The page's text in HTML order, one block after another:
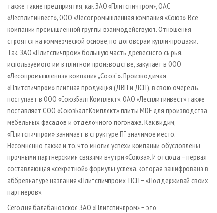
также такие предприятия, как ЗАО «Плитспичпром», ОАО
«Лесплитинвест», ООО «Лесопромышленная компания «Союз». Все
компании промышленной группы взаимодействуют. Отношения
строятся на коммерческой основе, по договорам купли-продажи.
Так, ЗАО «Плитспичпром» большую часть древесного сырья,
используемого им в плитном производстве, закупает в ООО
«Лесопромышленная компания „Союз“». Производимая
«Плитспичпром» плитная продукция (ДВП и ДСП), в свою очередь,
поступает в ООО «СоюзБалтКомплект». ОАО «Лесплитинвест» также
поставляет ООО «СоюзБалтКомплект» плиты MDF для производства
мебельных фасадов и отделочного погонажа. Как видим,
«Плитспичпром» занимает в структуре ПГ значимое место.
Несомненно также и то, что многие успехи компании обусловлены
прочными партнерскими связями внутри «Союза». И отсюда − первая
составляющая «секретной» формулы успеха, которая зашифрована в
аббревиатуре названия «Плитспичпром»: ПСП − «Поддерживай своих
партнеров».
Сегодня балабановское ЗАО «Плитспичпром» − это